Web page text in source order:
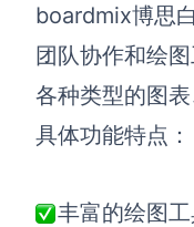
boardmix博思
团队协作和绘
各种类型的图
具体功能特点：
丰富的绘图工